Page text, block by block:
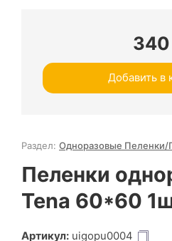
340
Добавить в
Раздел: Одноразовые Пеленки/
Пеленки
Tena 60*60
Артикул: uigopu0004